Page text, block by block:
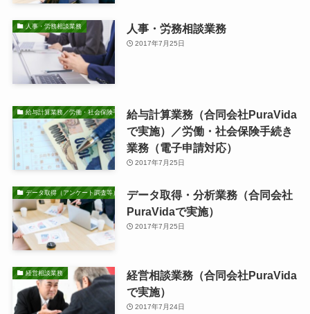
人事・労務相談業務 人事・労務相談業務
2017年7月25日
給与計算業務／労働・社会保険手続き業務給与計算業務（合同会社PuraVida
で実施）／労働・社会保険手続き
業務（電子申請対応）
2017年7月25日
データ取得（アンケート調査等）・分析業務データ取得・分析業務（合同会社
PuraVidaで実施）
2017年7月25日
経営相談業務
経営相談業務（合同会社PuraVida
で実施）
2017年7月24日